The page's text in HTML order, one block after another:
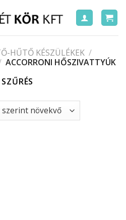
HŰTŐ KÉSZÜLÉKEK /
ACCORRONI HŐSZIVATTYÚK
SZŰRÉS